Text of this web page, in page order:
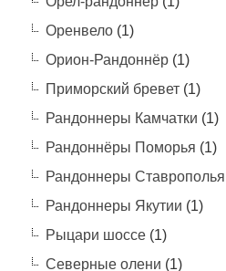
Оренвело(1)
Орион-Рандоннёр(1)
Приморский бревет(1)
Рандоннеры Камчатки (1)
Рандоннёры Поморья (1)
Рандоннеры Ставрополья
Рандоннеры Якутии (1)
Рыцари шоссе(1)
Северные олени (1)